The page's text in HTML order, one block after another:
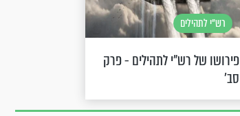
רש"י לתהילים
פירושו של רש"י לתהילים - פרק
סב’